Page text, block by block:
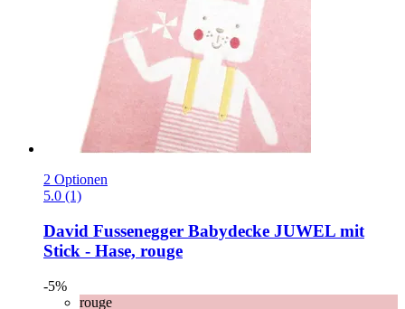
2 Optionen
5.0 (1)
David Fussenegger Babydecke JUWEL mit
Stick -​ Hase, rouge
-5%
rouge